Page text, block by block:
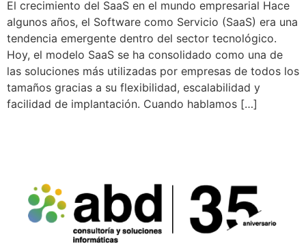
El crecimiento del SaaS en el mundo empresarial Hace
algunos años, el Software como Servicio (SaaS) era una
tendencia emergente dentro del sector tecnológico.
Hoy, el modelo SaaS se ha consolidado como una de
las soluciones más utilizadas por empresas de todos los
tamaños gracias a su flexibilidad, escalabilidad y
facilidad de implantación. Cuando hablamos […]